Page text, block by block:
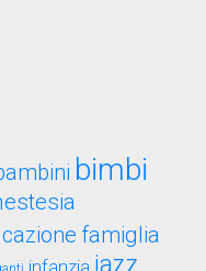
bimbi
famiglia
infanzia jazz